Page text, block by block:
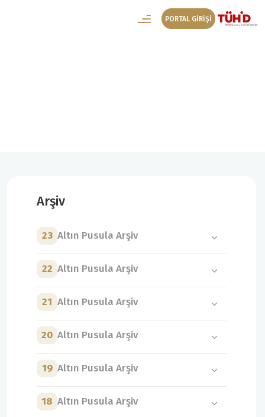
PORTAL GİRİŞİ
Arşiv
23 Altın Pusula Arşiv
22 Altın Pusula Arşiv
21 Altın Pusula Arşiv
20 Altın Pusula Arşiv
19 Altın Pusula Arşiv
18 Altın Pusula Arşiv